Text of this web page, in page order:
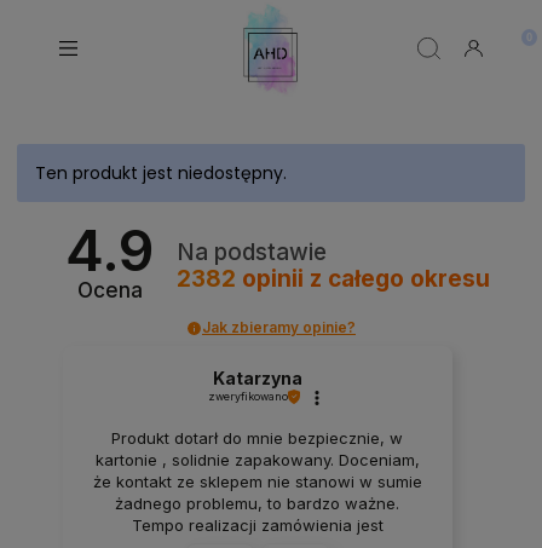
Ten produkt jest niedostępny.
4.9
Ocena
Na podstawie
2382 opinii z całego okresu
Jak zbieramy opinie?
Katarzyna
zweryfikowano
Produkt dotarł do mnie bezpiecznie, w
kartonie , solidnie zapakowany. Doceniam,
że kontakt ze sklepem nie stanowi w sumie
żadnego problemu, to bardzo ważne.
Tempo realizacji zamówienia jest